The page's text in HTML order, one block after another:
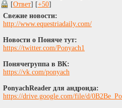
[Ответ] [+50]
Свежие новости:
http://www.equestriadaily.com/
Новости о Поняче тут:
https://twitter.com/Ponyach1
Понячегруппа в ВК:
https://vk.com/ponyach
PonyachReader для андроида:
https://drive.google.com/file/d/